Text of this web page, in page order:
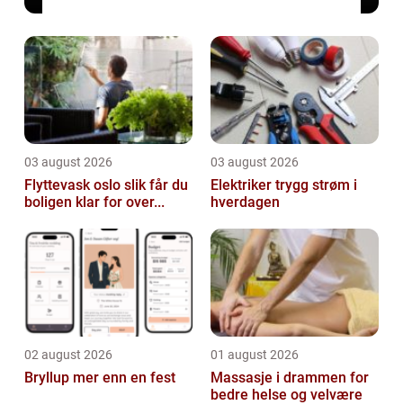
03 august 2026
Flyttevask oslo slik får du
boligen klar for over...
03 august 2026
Elektriker trygg strøm i
hverdagen
02 august 2026
Bryllup mer enn en fest
01 august 2026
Massasje i drammen for
bedre helse og velvære